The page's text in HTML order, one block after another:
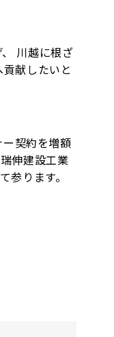
川越に根ざ
献したいと
契約を増額
伸建設工業
ります。